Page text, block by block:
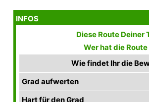
INFOS
Diese Route
Wer hat die
Wie findet Ihr die
Grad aufwerten
Hart für den Grad